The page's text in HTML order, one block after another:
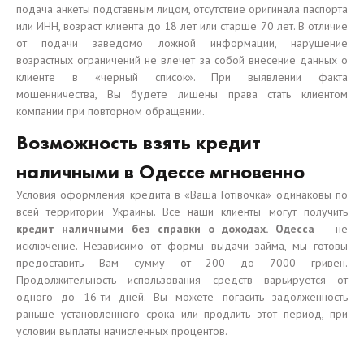
подача анкеты подставным лицом, отсутствие оригинала паспорта
или ИНН, возраст клиента до 18 лет или старше 70 лет. В отличие
от подачи заведомо ложной информации, нарушение
возрастных ограничений не влечет за собой внесение данных о
клиенте в «черный список». При выявлении факта
мошенничества, Вы будете лишены права стать клиентом
компании при повторном обращении.
Возможность взять кредит
наличными в Одессе мгновенно
Условия оформления кредита в «Ваша Готівочка» одинаковы по
всей территории Украины. Все наши клиенты могут получить
кредит наличными без справки о доходах. Одесса – не
исключение. Независимо от формы выдачи займа, мы готовы
предоставить Вам сумму от 200 до 7000 гривен.
Продолжительность использования средств варьируется от
одного до 16-ти дней. Вы можете погасить задолженность
раньше установленного срока или продлить этот период, при
условии выплаты начисленных процентов.